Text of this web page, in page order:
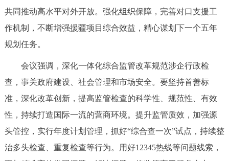
共同推动高水平对外开放。强化组织保障，完善对口支援工
作机制，不断增强援疆项目综合效益，精心谋划下一个五年
规划任务。
会议强调，深化一体化综合监管改革规范涉企行政检
查，事关政府建设、社会管理和市场安全。要坚持首善标
准，深化改革创新，提高监管检查的科学性、规范性、有效
性，持续打造国际一流的营商环境。提升监管质效，加强源
头管控，实行年度计划管理，抓好“综合查一次”试点，持续整
治多头检查、重复检查等行为。用好12345热线等问题线索，